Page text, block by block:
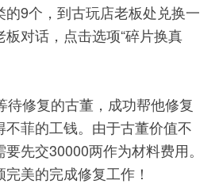
9个，到古玩店老板处兑换一
对话，点击选项“碎片换真
修复的古董，成功帮他修复
菲的工钱。由于古董价值不
先交30000两作为材料费用。
美的完成修复工作！